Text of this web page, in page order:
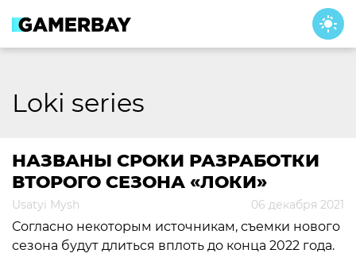
content
Loki series
НАЗВАНЫ СРОКИ РАЗРАБОТКИ
ВТОРОГО СЕЗОНА «ЛОКИ»
Usatyi Mysh 06 декабря 2021
Согласно некоторым источникам, съемки нового
сезона будут длиться вплоть до конца 2022 года.